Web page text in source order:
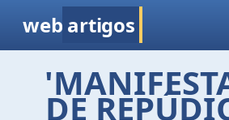
web artigos
DE